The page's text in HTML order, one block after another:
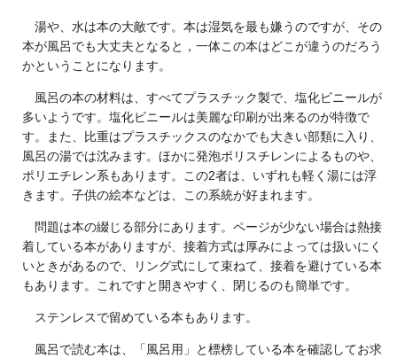
湯や、水は本の大敵です。本は湿気を最も嫌うのですが、その
本が風呂でも大丈夫となると，一体この本はどこが違うのだろう
かということになります。
風呂の本の材料は、すべてプラスチック製で、塩化ビニールが
多いようです。塩化ビニールは美麗な印刷が出来るのが特徴で
す。また、比重はプラスチックスのなかでも大きい部類に入り、
風呂の湯では沈みます。ほかに発泡ポリスチレンによるものや、
ポリエチレン系もあります。この2者は、いずれも軽く湯には浮
きます。子供の絵本などは、この系統が好まれます。
問題は本の綴じる部分にあります。ページが少ない場合は熱接
着している本がありますが、接着方式は厚みによっては扱いにく
いときがあるので、リング式にして束ねて、接着を避けている本
もあります。これですと開きやすく、閉じるのも簡単です。
ステンレスで留めている本もあります。
風呂で読む本は、「風呂用」と標榜している本を確認してお求